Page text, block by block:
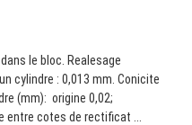
le bloc. Realesage
cylindre : 0,013 mm. Conicite
(mm): origine 0,02;
entre cotes de rectificat ...